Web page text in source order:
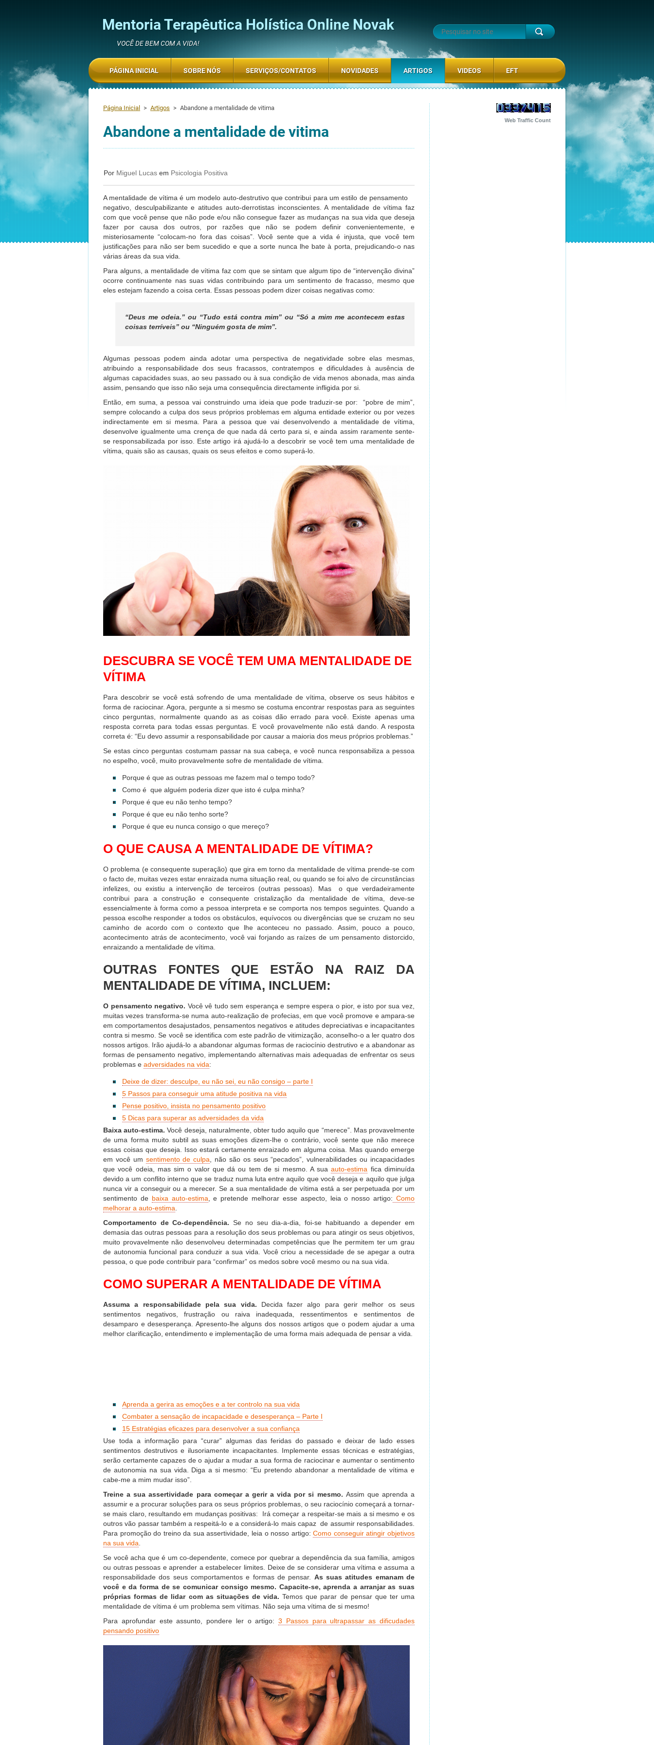
Mentoria Terapêutica Holística Online Novak
VOCÊ DE BEM COM A VIDA!
Página Inicial > Artigos > Abandone a mentalidade de vitima
Abandone a mentalidade de vitima
Por Miguel Lucas em Psicologia Positiva
A mentalidade de vítima é um modelo auto-destrutivo que contribui para um estilo de pensamento
negativo, desculpabilizante e atitudes auto-derrotistas inconscientes. A mentalidade de vítima faz
com que você pense que não pode e/ou não consegue fazer as mudanças na sua vida que deseja
fazer por causa dos outros, por razões que não se podem definir convenientemente, e
misteriosamente “colocam-no fora das coisas”. Você sente que a vida é injusta, que você tem
justificações para não ser bem sucedido e que a sorte nunca lhe bate à porta, prejudicando-o nas
várias áreas da sua vida.
Para alguns, a mentalidade de vítima faz com que se sintam que algum tipo de “intervenção divina”
ocorre continuamente nas suas vidas contribuindo para um sentimento de fracasso, mesmo que
eles estejam fazendo a coisa certa. Essas pessoas podem dizer coisas negativas como:
“Deus me odeia.” ou “Tudo está contra mim” ou “Só a mim me acontecem estas
coisas terríveis” ou “Ninguém gosta de mim”.
Algumas pessoas podem ainda adotar uma perspectiva de negatividade sobre elas mesmas,
atribuindo a responsabilidade dos seus fracassos, contratempos e dificuldades à ausência de
algumas capacidades suas, ao seu passado ou à sua condição de vida menos abonada, mas ainda
assim, pensando que isso não seja uma consequência directamente infligida por si.
Então, em suma, a pessoa vai construindo uma ideia que pode traduzir-se por: “pobre de mim”,
sempre colocando a culpa dos seus próprios problemas em alguma entidade exterior ou por vezes
indirectamente em si mesma. Para a pessoa que vai desenvolvendo a mentalidade de vítima,
desenvolve igualmente uma crença de que nada dá certo para si, e ainda assim raramente sente-
se responsabilizada por isso. Este artigo irá ajudá-lo a descobrir se você tem uma mentalidade de
vítima, quais são as causas, quais os seus efeitos e como superá-lo.
DESCUBRA SE VOCÊ TEM UMA MENTALIDADE DE
VÍTIMA
Para descobrir se você está sofrendo de uma mentalidade de vítima, observe os seus hábitos e
forma de raciocinar. Agora, pergunte a si mesmo se costuma encontrar respostas para as seguintes
cinco perguntas, normalmente quando as as coisas dão errado para você. Existe apenas uma
resposta correta para todas essas perguntas. E você provavelmente não está dando. A resposta
correta é: “Eu devo assumir a responsabilidade por causar a maioria dos meus próprios problemas.”
Se estas cinco perguntas costumam passar na sua cabeça, e você nunca responsabiliza a pessoa
no espelho, você, muito provavelmente sofre de mentalidade de vítima.
Porque é que as outras pessoas me fazem mal o tempo todo?
Como é que alguém poderia dizer que isto é culpa minha?
Porque é que eu não tenho tempo?
Porque é que eu não tenho sorte?
Porque é que eu nunca consigo o que mereço?
O QUE CAUSA A MENTALIDADE DE VÍTIMA?
O problema (e consequente superação) que gira em torno da mentalidade de vítima prende-se com
o facto de, muitas vezes estar enraizada numa situação real, ou quando se foi alvo de circunstâncias
infelizes, ou existiu a intervenção de terceiros (outras pessoas). Mas o que verdadeiramente
contribui para a construção e consequente cristalização da mentalidade de vítima, deve-se
essencialmente à forma como a pessoa interpreta e se comporta nos tempos seguintes. Quando a
pessoa escolhe responder a todos os obstáculos, equívocos ou divergências que se cruzam no seu
caminho de acordo com o contexto que lhe aconteceu no passado. Assim, pouco a pouco,
acontecimento atrás de acontecimento, você vai forjando as raízes de um pensamento distorcido,
enraizando a mentalidade de vítima.
OUTRAS FONTES QUE ESTÃO NA RAIZ DA
MENTALIDADE DE VÍTIMA, INCLUEM:
O pensamento negativo. Você vê tudo sem esperança e sempre espera o pior, e isto por sua vez,
muitas vezes transforma-se numa auto-realização de profecias, em que você promove e ampara-se
em comportamentos desajustados, pensamentos negativos e atitudes depreciativas e incapacitantes
contra si mesmo. Se você se identifica com este padrão de vitimização, aconselho-o a ler quatro dos
nossos artigos. Irão ajudá-lo a abandonar algumas formas de raciocínio destrutivo e a abandonar as
formas de pensamento negativo, implementando alternativas mais adequadas de enfrentar os seus
problemas e adversidades na vida:
Deixe de dizer: desculpe, eu não sei, eu não consigo – parte I
5 Passos para conseguir uma atitude positiva na vida
Pense positivo, insista no pensamento positivo
5 Dicas para superar as adversidades da vida
Baixa auto-estima. Você deseja, naturalmente, obter tudo aquilo que “merece”. Mas provavelmente
de uma forma muito subtil as suas emoções dizem-lhe o contrário, você sente que não merece
essas coisas que deseja. Isso estará certamente enraizado em alguma coisa. Mas quando emerge
em você um sentimento de culpa , não são os seus “pecados”, vulnerabilidades ou incapacidades
que você odeia, mas sim o valor que dá ou tem de si mesmo. A suaauto-estima fica diminuída
devido a um conflito interno que se traduz numa luta entre aquilo que você deseja e aquilo que julga
nunca vir a conseguir ou a merecer. Se a sua mentalidade de vítima está a ser perpetuada por um
sentimento de baixa auto-estima , e pretende melhorar esse aspecto, leia o nosso artigo: Como
melhorar a auto-estima
Comportamento de Co-dependência. Se no seu dia-a-dia, foi-se habituando a depender em
demasia das outras pessoas para a resolução dos seus problemas ou para atingir os seus objetivos,
muito provavelmente não desenvolveu determinadas competências que lhe permitem ter um grau
de autonomia funcional para conduzir a sua vida. Você criou a necessidade de se apegar a outra
pessoa, o que pode contribuir para “confirmar” os medos sobre você mesmo ou na sua vida.
COMO SUPERAR A MENTALIDADE DE VÍTIMA
Assuma a responsabilidade pela sua vida. Decida fazer algo para gerir melhor os seus
sentimentos negativos, frustração ou raiva inadequada, ressentimentos e sentimentos de
desamparo e desesperança. Apresento-lhe alguns dos nossos artigos que o podem ajudar a uma
melhor clarificação, entendimento e implementação de uma forma mais adequada de pensar a vida.
Aprenda a gerira as emoções e a ter controlo na sua vida
Combater a sensação de incapacidade e desesperança – Parte I
15 Estratégias eficazes para desenvolver a sua confiança
Use toda a informação para “curar” algumas das feridas do passado e deixar de lado esses
sentimentos destrutivos e ilusoriamente incapacitantes. Implemente essas técnicas e estratégias,
serão certamente capazes de o ajudar a mudar a sua forma de raciocinar e aumentar o sentimento
de autonomia na sua vida. Diga a si mesmo: “Eu pretendo abandonar a mentalidade de vítima e
cabe-me a mim mudar isso”.
Treine a sua assertividade para começar a gerir a vida por si mesmo. Assim que aprenda a
assumir e a procurar soluções para os seus próprios problemas, o seu raciocínio começará a tornar-
se mais claro, resultando em mudanças positivas: Irá começar a respeitar-se mais a si mesmo e os
outros vão passar também a respeitá-lo e a considerá-lo mais capaz de assumir responsabilidades.
Para promoção do treino da sua assertividade, leia o nosso artigo:Como conseguir atingir objetivos
na sua vida
Se você acha que é um co-dependente, comece por quebrar a dependência da sua família, amigos
ou outras pessoas e aprender a estabelecer limites. Deixe de se considerar uma vítima e assuma a
responsabilidade dos seus comportamentos e formas de pensar.
As suas atitudes emanam de
você e da forma de se comunicar consigo mesmo. Capacite-se, aprenda a arranjar as suas
próprias formas de lidar com as situações de vida. Temos que parar de pensar que ter uma
mentalidade de vítima é um problema sem vítimas. Não seja uma vítima de si mesmo!
Para aprofundar este assunto, pondere ler o artigo:3 Passos para ultrapassar as dificudades
pensando positivo
Web Traffic Count
PÁGINA INICIAL SOBRE NÓS SERVIÇOS/CONTATOS NOVIDADES ARTIGOS VIDEOS EFT